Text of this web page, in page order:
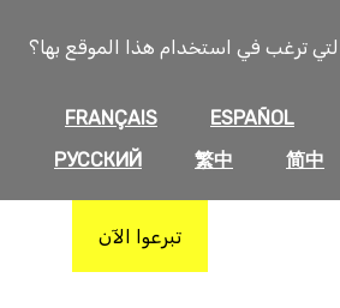
ترغب في استخدام هذا الموقع بها؟
ESPAÑOL
FRANÇAIS
简中
繁中
РУССКИЙ
تبرعوا الآن